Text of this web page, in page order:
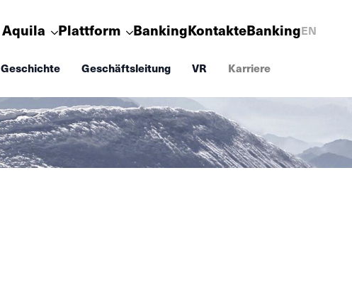
Aquila
Geschichte Geschäftsleitung VR Karriere
Plattform BankingKontakteBankingEN